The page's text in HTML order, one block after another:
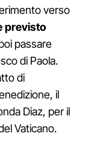
verso
previsto
passare
di Paola.
di
il
Diaz, per il
Vaticano.